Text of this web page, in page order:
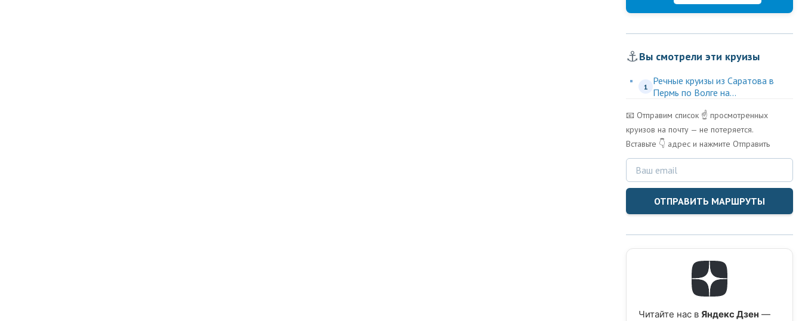
⚓Вы смотрели эти круизы
1
Речные круизы из Саратова в
Пермь по Волге на...
📧 Отправим список ☝️ просмотренных
круизов на почту — не потеряется.
Вставьте 👇 адрес и нажмите Отправить
ОТПРАВИТЬ МАРШРУТЫ
Читайте нас в Яндекс Дзен —